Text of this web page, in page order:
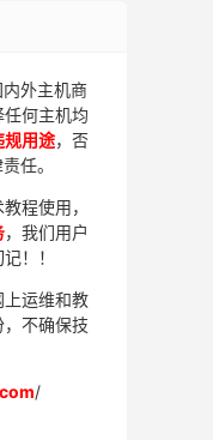
外主机商
何主机均
规用途，否
任。
程使用，
，我们用户
！！
上运维和教
不确保技
/